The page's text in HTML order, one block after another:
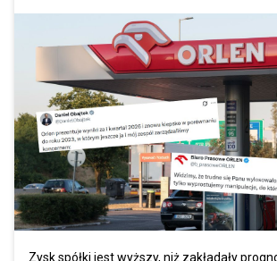
Zysk spółki jest wyższy, niż zakładały